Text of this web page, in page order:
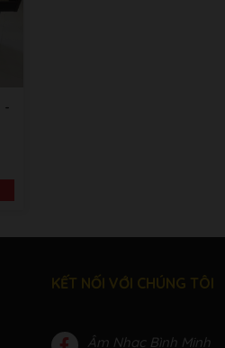
-
KẾT NỐI VỚI CHÚNG TÔI
Âm Nhạc Bình Minh